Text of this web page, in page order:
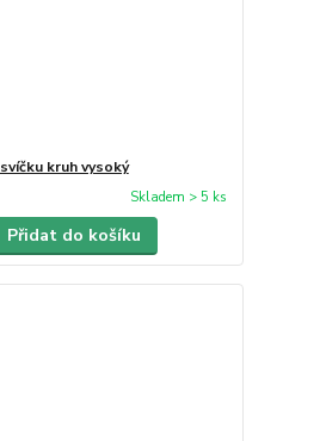
kruh vysoký
Skladem > 5 ks
Přidat do košíku